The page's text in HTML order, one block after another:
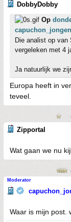
DobbyDobby
Op
capuchon_jongen
Die analist op van
vergeleken met 4
Ja natuurlijk we
Europa heeft in
teveel.
Zipportal
Wat gaan we nu
Moderator
Waar is mijn post.